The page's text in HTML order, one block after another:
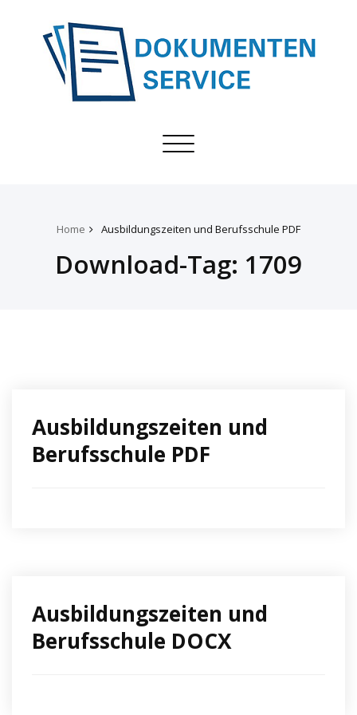
Toggle
Home Ausbildungszeiten und Berufsschule PDF
Download-Tag: 1709
Ausbildungszeiten und
Berufsschule PDF
Ausbildungszeiten und
Berufsschule DOCX